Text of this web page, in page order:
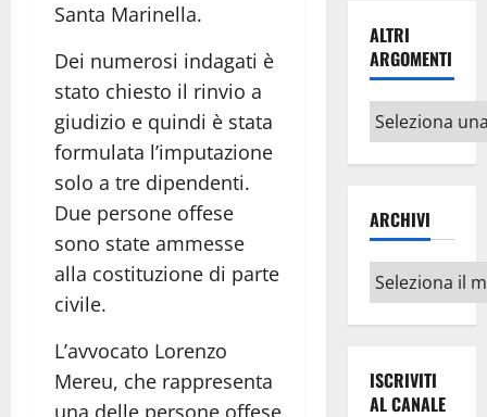
Santa Marinella.
Dei numerosi indagati è
stato chiesto il rinvio a
giudizio e quindi è stata
formulata l’imputazione
solo a tre dipendenti.
Due persone offese
sono state ammesse
alla costituzione di parte
civile.
L’avvocato Lorenzo
Mereu, che rappresenta
una delle persone offese
ALTRI
ARGOMENTI
Altri
argomenti
ARCHIVI
Archivi
ISCRIVITI
AL CANALE